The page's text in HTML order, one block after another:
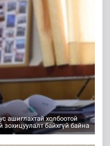
ашиглахтай холбоотой
зохицуулалт байхгүй байна